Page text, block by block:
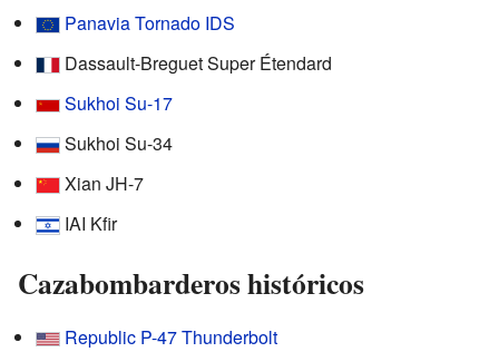
Panavia Tornado IDS
Dassault-Breguet Super Étendard
Sukhoi Su-17
Sukhoi Su-34
Xian JH-7
IAI Kfir
Cazabombarderos históricos
Republic P-47 Thunderbolt